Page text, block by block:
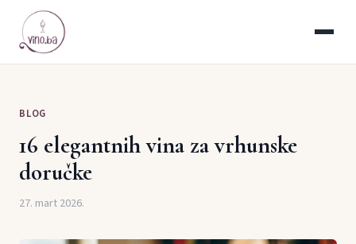
BLOG
16 elegantnih vina za vrhunske
doručke
27. mart 2026.